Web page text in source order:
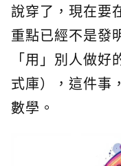
說穿了，現在要
重點已經不是發
「用」別人做
式庫），這件事
數學。